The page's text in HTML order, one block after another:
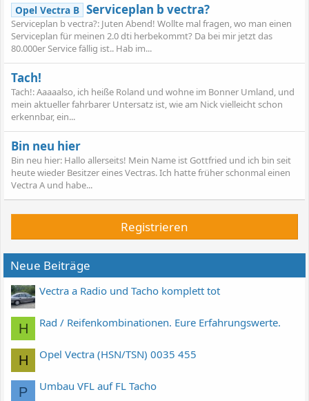
Opel Vectra B Serviceplan b vectra?
Serviceplan b vectra?: Juten Abend! Wollte mal fragen, wo man einen
Serviceplan für meinen 2.0 dti herbekommt? Da bei mir jetzt das
80.000er Service fällig ist.. Hab im...
Tach!
Tach!: Aaaaalso, ich heiße Roland und wohne im Bonner Umland, und
mein aktueller fahrbarer Untersatz ist, wie am Nick vielleicht schon
erkennbar, ein...
Bin neu hier
Bin neu hier: Hallo allerseits! Mein Name ist Gottfried und ich bin seit
heute wieder Besitzer eines Vectras. Ich hatte früher schonmal einen
Vectra A und habe...
Registrieren
Neue Beiträge
Vectra a Radio und Tacho komplett tot
H Rad / Reifenkombinationen. Eure Erfahrungswerte.
H Opel Vectra (HSN/TSN) 0035 455
P Umbau VFL auf FL Tacho